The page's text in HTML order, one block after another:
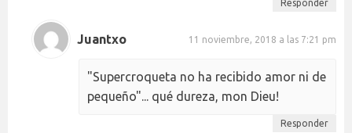
Responder
Juantxo 11 noviembre, 2018 a las 7:21 pm
"Supercroqueta no ha recibido amor ni de
pequeño"... qué dureza, mon Dieu!
Responder